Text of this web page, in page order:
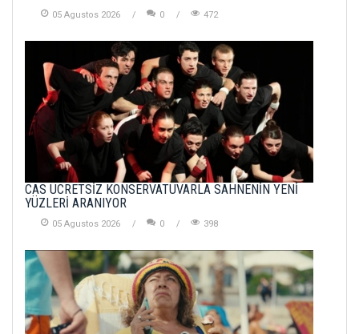
05 Agustos 2026 0 472
CAS ÜCRETSİZ KONSERVATUVARLA SAHNENİN YENİ
YÜZLERİ ARANIYOR
05 Agustos 2026 0 398